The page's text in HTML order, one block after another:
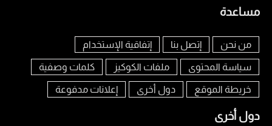
مساعدة
من نحن إتصل بنا إتفاقية الإستخدام
سياسة المحتوى ملفات الكوكيز كلمات وصفية
خريطة الموقع دول أخرى إعلانات مدفوعة
دول أخرى